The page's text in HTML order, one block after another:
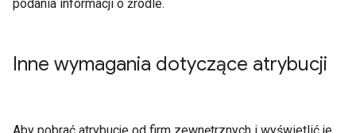
podania informacji o źródle.
Inne wymagania dotyczące atrybucji